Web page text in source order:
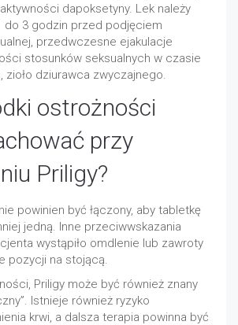
dapoksetyny. Lek należy
do 3 godzin przed podjęciem
przedwczesne ejakulacje
stosunków seksualnych w czasie
zioło dziurawca zwyczajnego.
ostrożności
przy
Priligy?
powinien być łączony, aby tabletkę
jedną. Inne przeciwwskazania
wystąpiło omdlenie lub zawroty
pozycji na stojącą.
Priligy może być również znany
Istnieje również ryzyko
krwi, a dalsza terapia powinna być